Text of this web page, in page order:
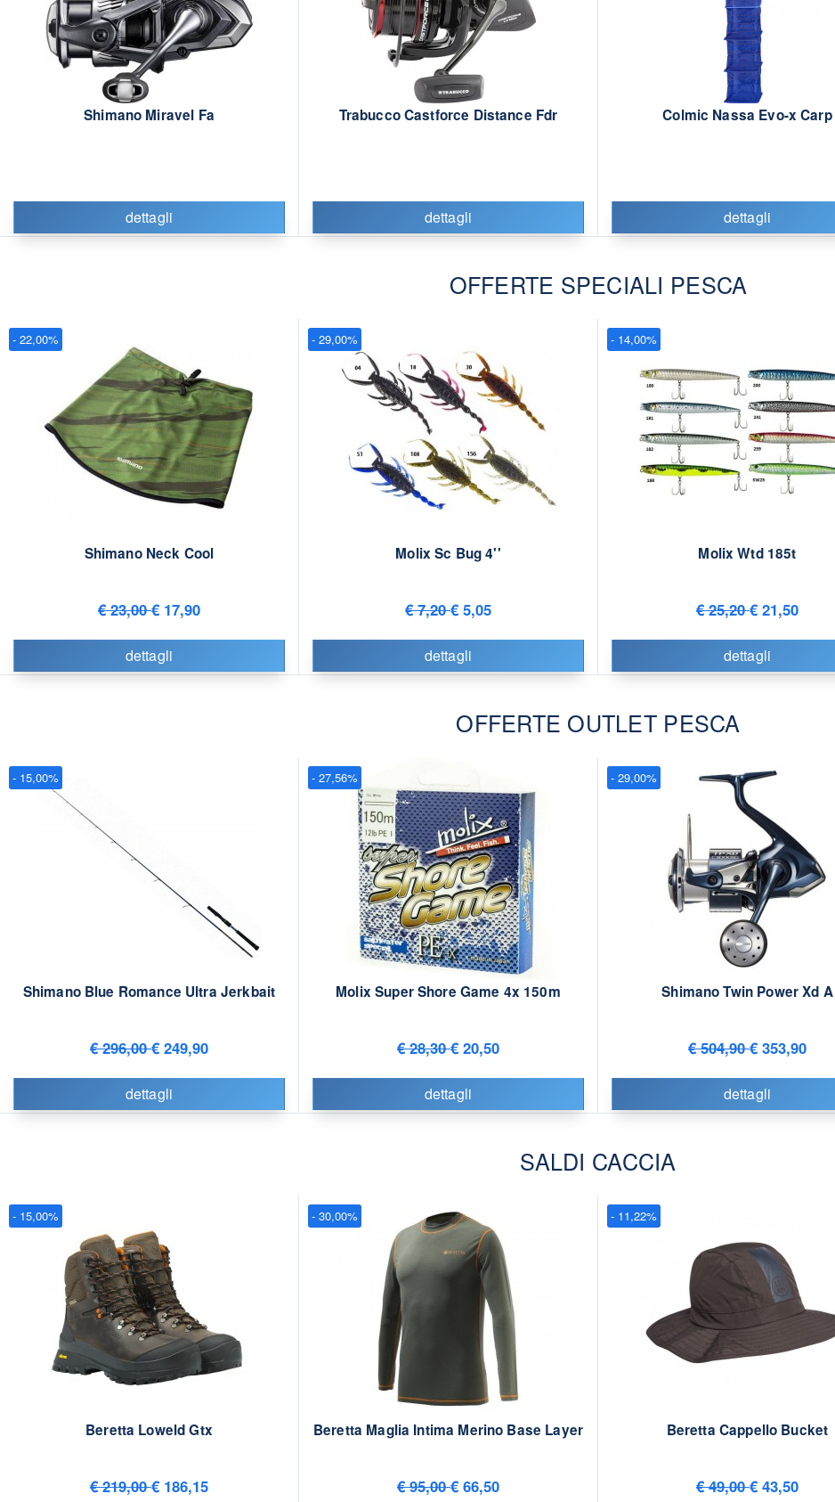
Shimano Miravel Fa
dettagli
Trabucco Castforce Distance Fdr
dettagli
Colmic Nassa Evo-x Carp
dettagli
OFFERTE SPECIALI PESCA
Shimano Neck Cool
€ 23,00€ 17,90
dettagli
- 22,00%
Molix Sc Bug 4''
€ 7,20€ 5,05
dettagli
- 29,00%
Molix Wtd 185t
€ 25,20€ 21,50
dettagli
- 14,00%
OFFERTE OUTLET PESCA
Shimano Blue Romance Ultra Jerkbait
€ 296,00€ 249,90
dettagli
- 15,00%
Molix Super Shore Game 4x 150m
€ 28,30€ 20,50
dettagli
- 27,56%
Shimano Twin Power Xd A
€ 504,90€ 353,90
dettagli
- 29,00%
SALDI CACCIA
Beretta Loweld Gtx
€ 219,00€ 186,15
- 15,00%
Beretta Maglia Intima Merino Base Layer
€ 95,00€ 66,50
- 30,00%
Beretta Cappello Bucket
€ 49,00€ 43,50
- 11,22%